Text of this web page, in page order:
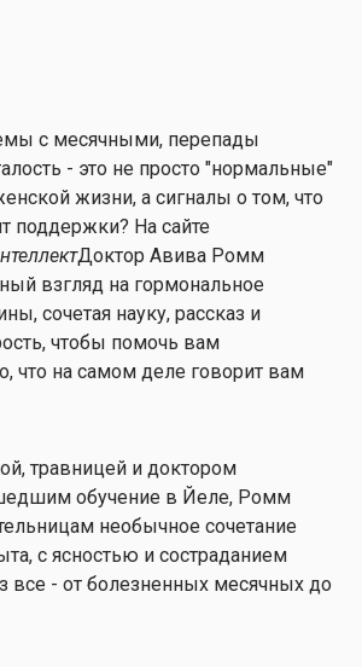
с месячными, перепады
- это не просто "нормальные"
жизни, а сигналы о том, что
поддержки? На сайте
Доктор Авива Ромм
взгляд на гормональное
сочетая науку, рассказ и
чтобы помочь вам
что на самом деле говорит вам
травницей и доктором
обучение в Йеле, Ромм
необычное сочетание
с ясностью и состраданием
все - от болезненных месячных до